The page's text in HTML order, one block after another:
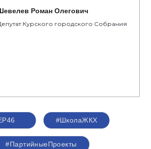
Роман Олегович
Курского городского Собрания
#ШколаЖКХ
#ПартийныеПроекты